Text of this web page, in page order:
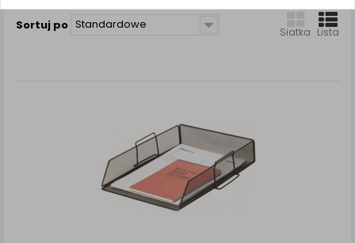
Sortuj po Standardowe
Siatka Lista
Jeśli nie chcesz wyrazić zgody lub ograniczyć jej
zakres, kliknij „Szczegóły”, gdzie znajdziesz wszelkie
związane z tym prawidłowe działanie naszej strony
www, a w szczególności np. wysłanie potwierdzenia
zamówienia na Państwa email lub wyświetlenie
Państwu prawidłowych informacji o promocjach czy
cenach indywidualnych, ważna jest Państwa
wcześniejsza zgoda której udzieliliście podczas